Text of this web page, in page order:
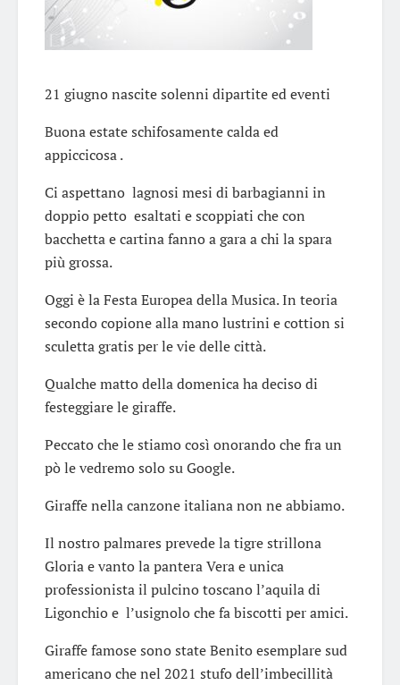
21 giugno nascite solenni dipartite ed eventi
Buona estate schifosamente calda ed
appiccicosa .
Ci aspettano lagnosi mesi di barbagianni in
doppio petto esaltati e scoppiati che con
bacchetta e cartina fanno a gara a chi la spara
più grossa.
Oggi è la Festa Europea della Musica. In teoria
secondo copione alla mano lustrini e cottion si
sculetta gratis per le vie delle città.
Qualche matto della domenica ha deciso di
festeggiare le giraffe.
Peccato che le stiamo così onorando che fra un
pò le vedremo solo su Google.
Giraffe nella canzone italiana non ne abbiamo.
Il nostro palmares prevede la tigre strillona
Gloria e vanto la pantera Vera e unica
professionista il pulcino toscano l’aquila di
Ligonchio e l’usignolo che fa biscotti per amici.
Giraffe famose sono state Benito esemplare sud
americano che nel 2021 stufo dell’imbecillità